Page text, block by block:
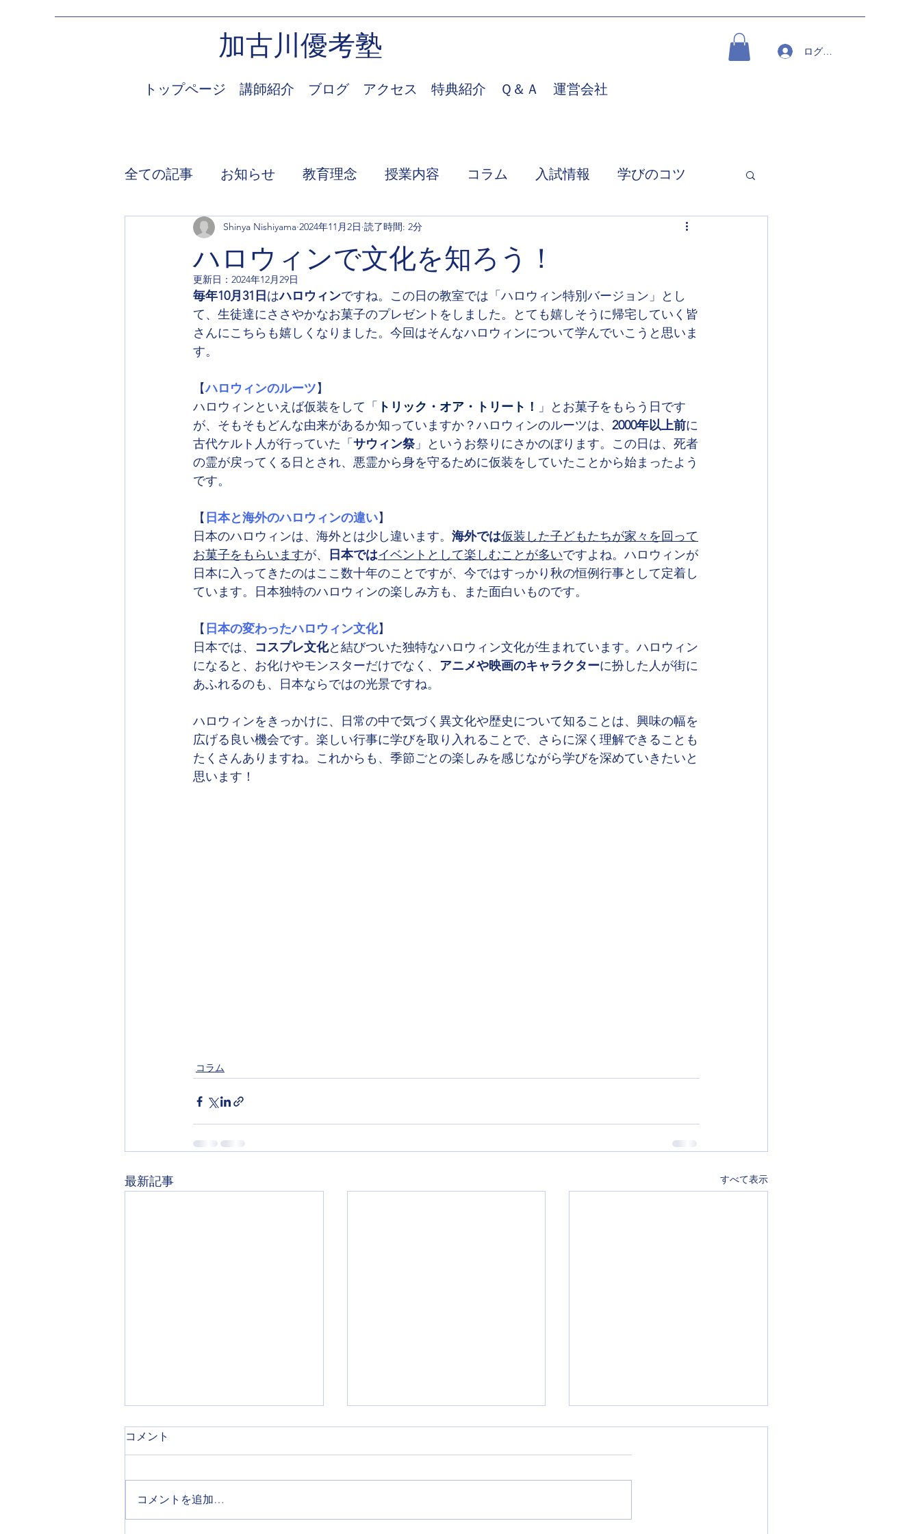
加古川優考塾 ログイン
トップページ 講師紹介 ブログ アクセス 特典紹介 Ｑ＆Ａ 運営会社
全ての記事 お知らせ 教育理念 授業内容 コラム 入試情報 学びのコツ
ハロウィンで文化を知ろう！
Shinya Nishiyama 2024年11月2日 読了時間: 2分
更新日： 2024年12月29日
毎年10月31日はハロウィンですね。この日の教室では「ハロウィン特別バージョン」とし
て、生徒達にささやかなお菓子のプレゼントをしました。とても嬉しそうに帰宅していく皆
さんにこちらも嬉しくなりました。今回はそんなハロウィンについて学んでいこうと思いま
す。
【ハロウィンのルーツ】
ハロウィンといえば仮装をして「 トリック・オア・トリート！ 」とお菓子をもらう日です
が、そもそもどんな由来があるか知っていますか？ハロウィンのルーツは、 2000年以上前に
古代ケルト人が行っていた「サウィン祭」というお祭りにさかのぼります。この日は、死者
の霊が戻ってくる日とされ、悪霊から身を守るために仮装をしていたことから始まったよう
です。
【 日本と海外のハロウィンの違い】
日本のハロウィンは、海外とは少し違います。 海外では仮装した子どもたちが家々を回って
お菓子をもらいますが、 日本ではイベントとして楽しむことが多いですよね。ハロウィンが
日本に入ってきたのはここ数十年のことですが、今ではすっかり秋の恒例行事として定着し
ています。日本独特のハロウィンの楽しみ方も、また面白いものです。
【 日本の変わったハロウィン文化】
日本では、 コスプレ文化と結びついた独特なハロウィン文化が生まれています。ハロウィン
になると、お化けやモンスターだけでなく、 アニメや映画のキャラクターに扮した人が街に
あふれるのも、日本ならではの光景ですね。
ハロウィンをきっかけに、日常の中で気づく異文化や歴史について知ることは、興味の幅を
広げる良い機会です。楽しい行事に学びを取り入れることで、さらに深く理解できることも
たくさんありますね。これからも、季節ごとの楽しみを感じながら学びを深めていきたいと
思います！
コラム
最新記事 すべて表示
コメント
コメントを追加…